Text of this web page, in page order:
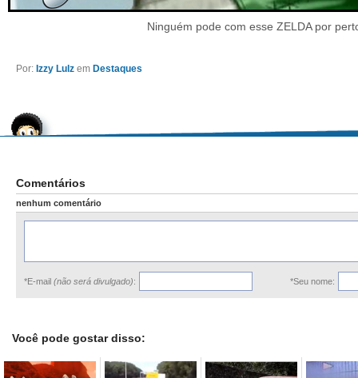
Ninguém pode com esse ZELDA por
Por: Izzy Lulz em Destaques
Comentários
nenhum comentário
*E-mail (não será divulgado): *Seu nome:
Você pode gostar disso: